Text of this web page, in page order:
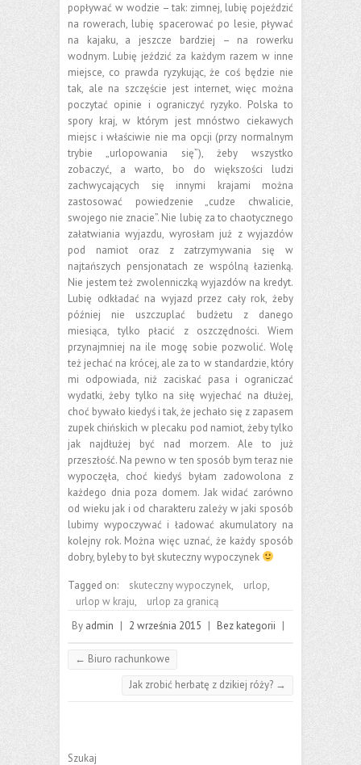
popływać w wodzie – tak: zimnej, lubię pojeździć
na rowerach, lubię spacerować po lesie, pływać
na kajaku, a jeszcze bardziej – na rowerku
wodnym. Lubię jeździć za każdym razem w inne
miejsce, co prawda ryzykując, że coś będzie nie
tak, ale na szczęście jest internet, więc można
poczytać opinie i ograniczyć ryzyko. Polska to
spory kraj, w którym jest mnóstwo ciekawych
miejsc i właściwie nie ma opcji (przy normalnym
trybie „urlopowania się”), żeby wszystko
zobaczyć, a warto, bo do większości ludzi
zachwycających się innymi krajami można
zastosować powiedzenie „cudze chwalicie,
swojego nie znacie”. Nie lubię za to chaotycznego
załatwiania wyjazdu, wyrosłam już z wyjazdów
pod namiot oraz z zatrzymywania się w
najtańszych pensjonatach ze wspólną łazienką.
Nie jestem też zwolenniczką wyjazdów na kredyt.
Lubię odkładać na wyjazd przez cały rok, żeby
później nie uszczuplać budżetu z danego
miesiąca, tylko płacić z oszczędności. Wiem
przynajmniej na ile mogę sobie pozwolić. Wolę
też jechać na krócej, ale za to w standardzie, który
mi odpowiada, niż zaciskać pasa i ograniczać
wydatki, żeby tylko na siłę wyjechać na dłużej,
choć bywało kiedyś i tak, że jechało się z zapasem
zupek chińskich w plecaku pod namiot, żeby tylko
jak najdłużej być nad morzem. Ale to już
przeszłość. Na pewno w ten sposób bym teraz nie
wypoczęła, choć kiedyś byłam zadowolona z
każdego dnia poza domem. Jak widać zarówno
od wieku jak i od charakteru zależy w jaki sposób
lubimy wypoczywać i ładować akumulatory na
kolejny rok. Można więc uznać, że każdy sposób
dobry, byleby to był skuteczny wypoczynek
Tagged on: skuteczny wypoczynek, urlop,
urlop w kraju,
urlop za granicą
By admin | 2 września 2015 | Bez kategorii |
← Biuro rachunkowe
Jak zrobić herbatę z dzikiej róży? →
Szukaj